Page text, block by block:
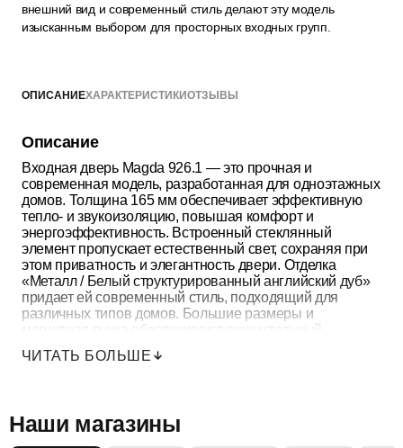
внешний вид и современный стиль делают эту модель
изысканным выбором для просторных входных групп.
ОПИСАНИЕХАРАКТЕРИСТИКИОТЗЫВЫ
Описание
Входная дверь Magda 926.1 — это прочная и
современная модель, разработанная для одноэтажных
домов. Толщина 165 мм обеспечивает эффективную
тепло- и звукоизоляцию, повышая комфорт и
энергоэффективность. Встроенный стеклянный
элемент пропускает естественный свет, сохраняя при
этом приватность и элегантность двери. Отделка
«Металл / Белый структурированный английский дуб»
придает ей современный стиль, подходящий для
различных типов домов. Большие размеры и
магнитная ручка обеспечивают внушительный
с левой стороны.
ЧИТАТЬ БОЛЬШЕ
Наши магазины